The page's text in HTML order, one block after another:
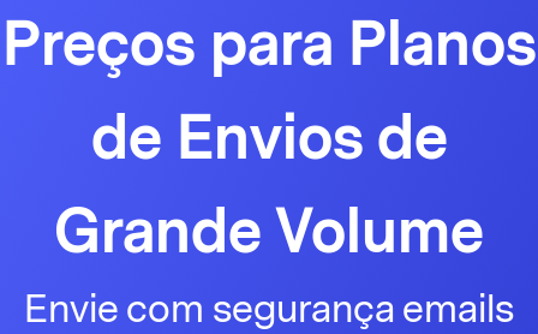
Preços para Planos
de Envios de
Grande Volume
Envie com segurança emails